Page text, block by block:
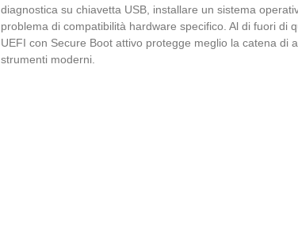
diagnostica su chiavetta USB, installare un sistema
problema di compatibilità hardware specifico. Al di fuori di
UEFI con Secure Boot attivo protegge meglio la catena di
strumenti moderni.